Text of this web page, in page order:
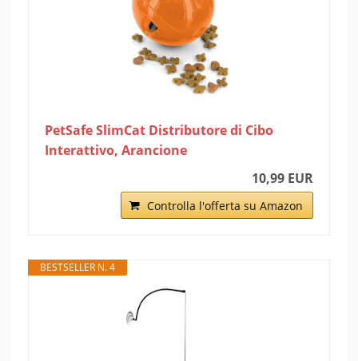
PetSafe SlimCat Distributore di Cibo
Interattivo, Arancione
10,99 EUR
Controlla l'offerta su Amazon
BESTSELLER N. 4